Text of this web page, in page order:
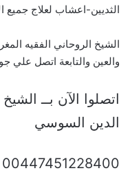
الثديين-اعشاب لعلاج جميع
الشيخ الروحاني الفقيه
والعين والتابعة اتصل علي
اتصلوا الآن بــ
الدين السوسي
00447451228400